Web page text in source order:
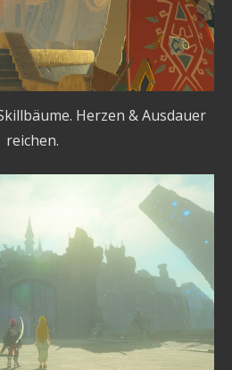
Herzen & Ausdauer
reichen.